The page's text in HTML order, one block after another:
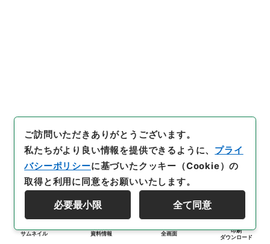
サムネイル 資料情報 全画面
印刷
ダウンロード
ご訪問いただきありがとうございます。
私たちがより良い情報を提供できるように、 プライ
バシーポリシーに基づいたクッキー（Cookie）の
取得と利用に同意をお願いいたします。
必要最小限 全て同意